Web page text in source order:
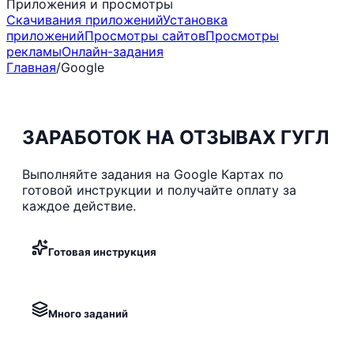
Приложения и просмотры
Скачивания приложенийУстановка
приложенийПросмотры сайтовПросмотры
рекламыОнлайн-задания
Главная/Google
ЗАРАБОТОК НА ОТЗЫВАХ ГУГЛ
Выполняйте задания на Google Картах по
готовой инструкции и получайте оплату за
каждое действие.
Готовая инструкция
Много заданий